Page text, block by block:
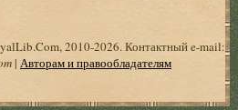
2010-2026. Контактный e-mail:
| Авторам и правообладателям